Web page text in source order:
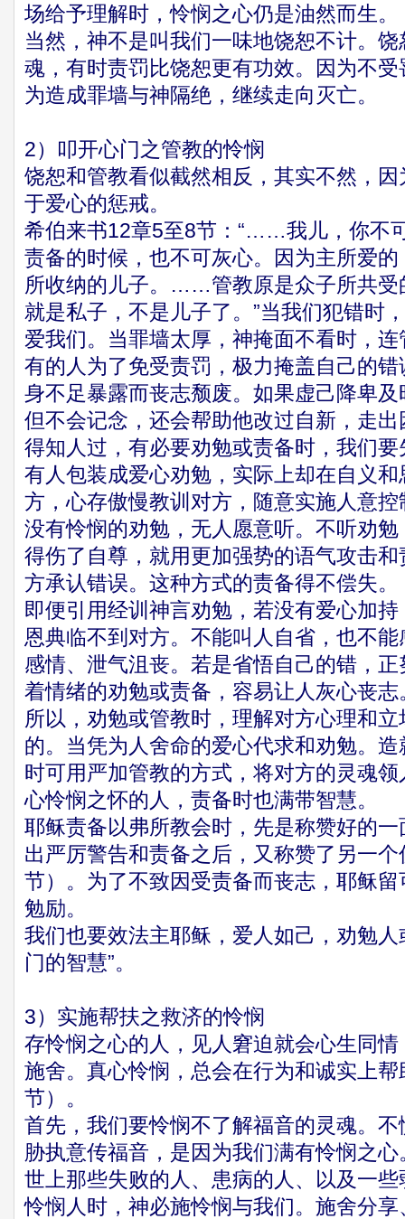
场给予理解时，怜悯之心仍是油然而生。
当然，神不是叫我们一味地饶恕不计。
魂，有时责罚比饶恕更有功效。因为不
为造成罪墙与神隔绝，继续走向灭亡。
2）叩开心门之管教的怜悯
饶恕和管教看似截然相反，其实不然，
于爱心的惩戒。
希伯来书12章5至8节：“……我儿，你不
责备的时候，也不可灰心。因为主所爱
所收纳的儿子。……管教原是众子所共受
就是私子，不是儿子了。”当我们犯错时
爱我们。当罪墙太厚，神掩面不看时，
有的人为了免受责罚，极力掩盖自己的
身不足暴露而丧志颓废。如果虚己降卑
但不会记念，还会帮助他改过自新，走出
得知人过，有必要劝勉或责备时，我们
有人包装成爱心劝勉，实际上却在自义
方，心存傲慢教训对方，随意实施人意控
没有怜悯的劝勉，无人愿意听。不听劝
得伤了自尊，就用更加强势的语气攻击
方承认错误。这种方式的责备得不偿失。
即便引用经训神言劝勉，若没有爱心加
恩典临不到对方。不能叫人自省，也不
感情、泄气沮丧。若是省悟自己的错，
着情绪的劝勉或责备，容易让人灰心丧志
所以，劝勉或管教时，理解对方心理和
的。当凭为人舍命的爱心代求和劝勉。
时可用严加管教的方式，将对方的灵魂
心怜悯之怀的人，责备时也满带智慧。
耶稣责备以弗所教会时，先是称赞好的
出严厉警告和责备之后，又称赞了另一
节）。为了不致因受责备而丧志，耶稣
勉励。
我们也要效法主耶稣，爱人如己，劝勉
门的智慧”。
3）实施帮扶之救济的怜悯
存怜悯之心的人，见人窘迫就会心生同
施舍。真心怜悯，总会在行为和诚实上
节）。
首先，我们要怜悯不了解福音的灵魂。
胁执意传福音，是因为我们满有怜悯之
世上那些失败的人、患病的人、以及一
怜悯人时，神必施怜悯与我们。施舍分